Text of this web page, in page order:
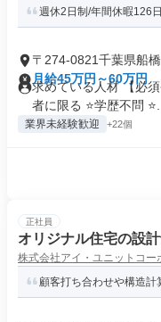
週休2日制/年間休暇126
〒274-0821千葉県船
月給45万円～60万円
求めている人材 【必
者に限る ⭐学歴不問 ⭐...
業界未経験歓迎 +22個
正社員
オリジナル住宅の設
株式会社アイ・ユニットコー
顧客打ち合わせや構造計